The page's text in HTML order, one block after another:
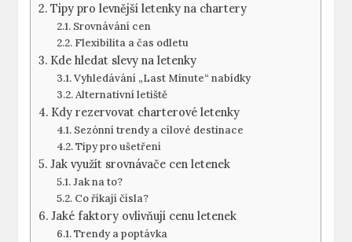
Tipy pro levnější letenky na chartery
Srovnávání cen
Flexibilita a čas odletu
Kde hledat slevy na letenky
Vyhledávání „Last Minute“ nabídky
Alternativní letiště
Kdy rezervovat charterové letenky
Sezónní trendy a cílové destinace
Tipy pro ušetření
Jak využít srovnávače cen letenek
Jak na to?
Co říkají čísla?
Jaké faktory ovlivňují cenu letenek
Trendy a poptávka